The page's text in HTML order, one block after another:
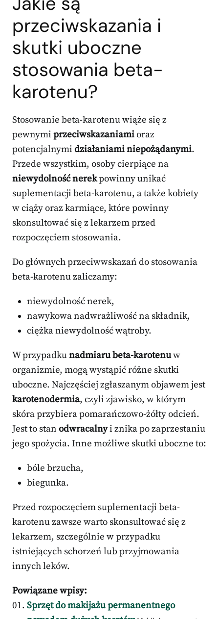
przeciwskazania i
skutki uboczne
stosowania beta-
karotenu?
Stosowanie beta-karotenu wiąże się z
pewnymi przeciwskazaniamioraz
potencjalnymi działaniami niepożądanymi.
Przede wszystkim, osoby cierpiące na
niewydolność nerekpowinny unikać
suplementacji beta-karotenu, a także kobiety
w ciąży oraz karmiące, które powinny
skonsultować się z lekarzem przed
rozpoczęciem stosowania.
Do głównych przeciwwskazań do stosowania
beta-karotenu zaliczamy:
niewydolność nerek,
nawykowa nadwrażliwość na składnik,
ciężka niewydolność wątroby.
W przypadkunadmiaru beta-karotenuw
organizmie, mogą wystąpić różne skutki
uboczne. Najczęściej zgłaszanym objawem jest
karotenodermia, czyli zjawisko, w którym
skóra przybiera pomarańczowo-żółty odcień.
Jest to stan odwracalnyi znika po zaprzestaniu
jego spożycia. Inne możliwe skutki uboczne to:
bóle brzucha,
biegunka.
Przed rozpoczęciem suplementacji beta-
karotenu zawsze warto skonsultować się z
lekarzem, szczególnie w przypadku
istniejących schorzeń lub przyjmowania
innych leków.
Powiązane wpisy:
Sprzęt do makijażu permanentnego